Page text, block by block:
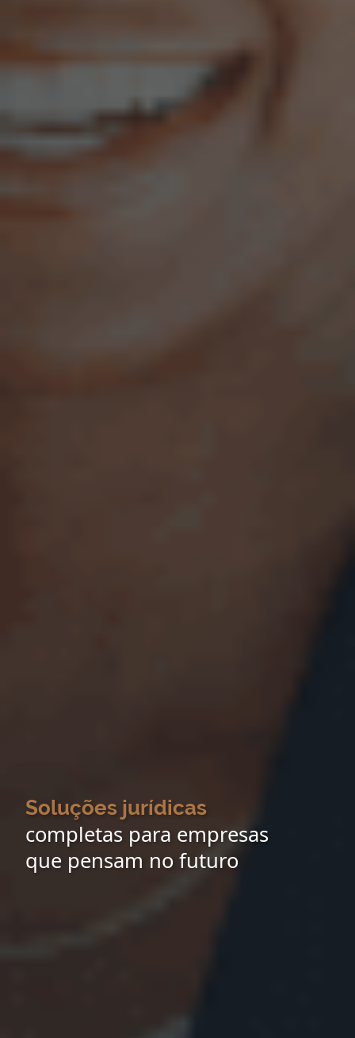
Soluções jurídicas
completas para empresas
que pensam no futuro